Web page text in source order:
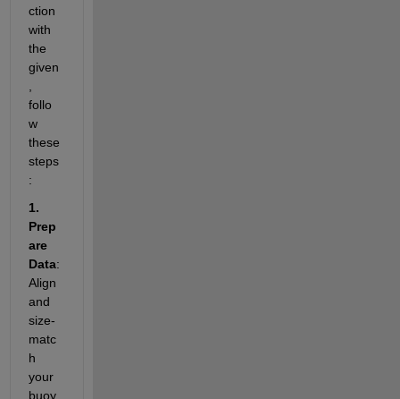
ction
with
the
given
follo
w
these
steps
:
1.
Prep
are
Data:
Align
and
size-
matc
h
your
buoy